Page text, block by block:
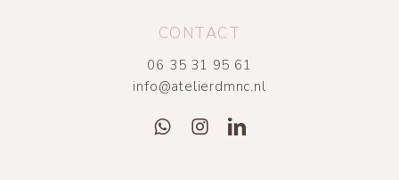
CONTACT
06 35 31 95 61
info@atelierdmnc.nl